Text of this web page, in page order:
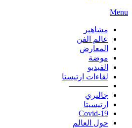
Menu
مشاهير
عالم الفن
المعارض
موضة
الفيديو
لقاءات ارتيستا
—————
جاليري
ارتيسيتا
Covid-19
حول العالم